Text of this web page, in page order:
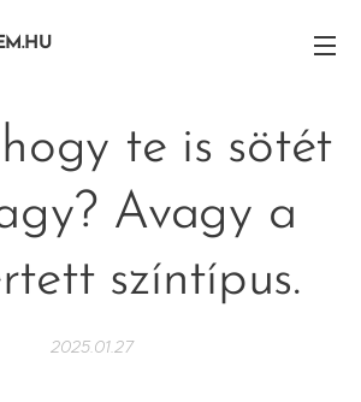
te is sötét
Avagy a
színtípus.
2025.01.27